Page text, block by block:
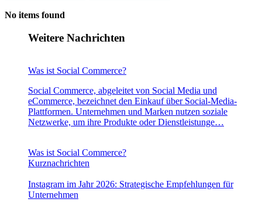
No items found
Weitere Nachrichten
Was ist Social Commerce?
Social Commerce, abgeleitet von Social Media und
eCommerce, bezeichnet den Einkauf über Social-Media-
Plattformen. Unternehmen und Marken nutzen soziale
Netzwerke, um ihre Produkte oder Dienstleistunge…
Was ist Social Commerce?
Kurznachrichten
Instagram im Jahr 2026: Strategische Empfehlungen für
Unternehmen